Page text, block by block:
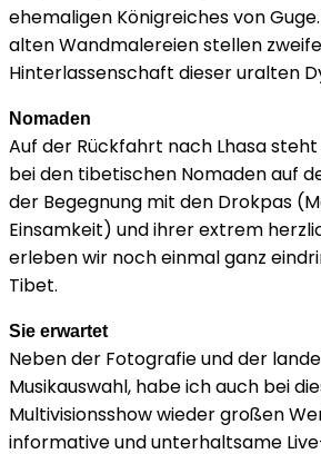
ehemaligen Königreiches von
alten Wandmalereien stellen
Hinterlassenschaft dieser uralten
Nomaden
Auf der Rückfahrt nach Lhasa
bei den tibetischen Nomaden auf
der Begegnung mit den Drokpas
Einsamkeit) und ihrer extrem
erleben wir noch einmal ganz
Tibet.
Sie erwartet
Neben der Fotografie und der
Musikauswahl, habe ich auch bei
Multivisionsshow wieder großen
informative und unterhaltsame